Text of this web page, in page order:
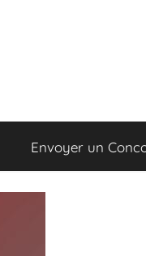
Envoyer un